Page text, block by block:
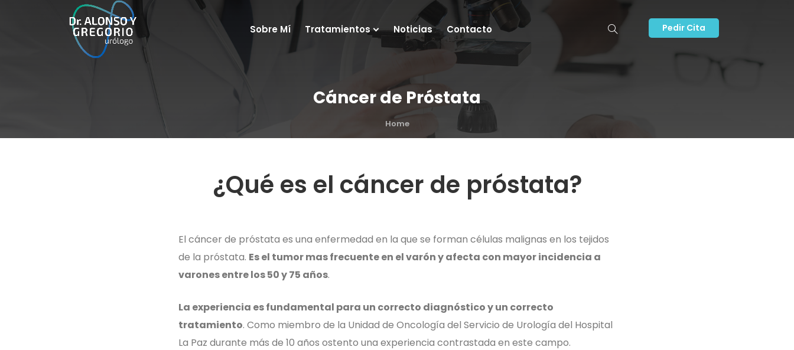
Sobre Mí Tratamientos Noticias Contacto Pedir Cita
Cáncer de Próstata
Home
¿Qué es el cáncer de próstata?
El cáncer de próstata es una enfermedad en la que se forman células malignas en los tejidos
de la próstata. Es el tumor mas frecuente en el varón y afecta con mayor incidencia a
varones entre los 50 y 75 años.
La experiencia es fundamental para un correcto diagnóstico y un correcto
tratamiento. Como miembro de la Unidad de Oncología del Servicio de Urología del Hospital
La Paz durante más de 10 años ostento una experiencia contrastada en este campo.